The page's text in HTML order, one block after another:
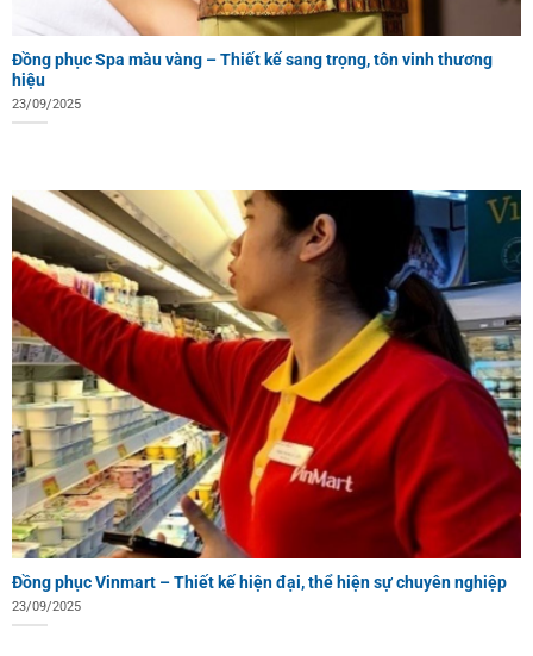
Đồng phục Spa màu vàng – Thiết kế sang trọng, tôn vinh thương
hiệu
23/09/2025
Đồng phục Vinmart – Thiết kế hiện đại, thể hiện sự chuyên nghiệp
23/09/2025